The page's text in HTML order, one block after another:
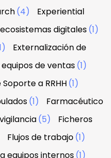
(4)
Experiential
digitales(1)
Externalización de
de ventas(1)
a RRHH(1)
(1)
Farmacéutico
(5)
Ficheros
Flujos de trabajo(1)
equipos internos(1)